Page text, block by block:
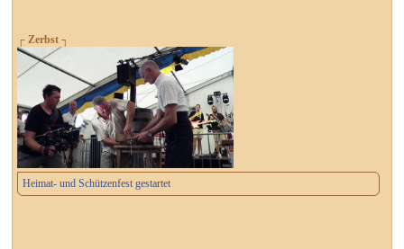
┌ Zerbst ┐
Heimat- und Schützenfest gestartet